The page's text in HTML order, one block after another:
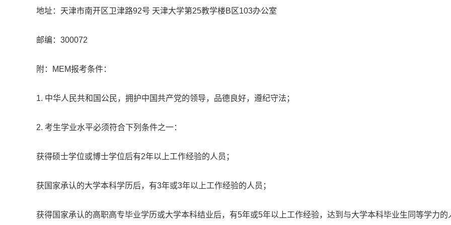
地址：天津市南开区卫津路92号 天津大学第25教学楼B区103办公室
邮编：300072
附：MEM报考条件：
1. 中华人民共和国公民，拥护中国共产党的领导，品德良好，遵纪守法；
2. 考生学业水平必须符合下列条件之一：
获得硕士学位或博士学位后有2年以上工作经验的人员；
获国家承认的大学本科学历后，有3年或3年以上工作经验的人员；
获得国家承认的高职高专毕业学历或大学本科结业后，有5年或5年以上工作经验，达到与大学本科毕业生同等学力的